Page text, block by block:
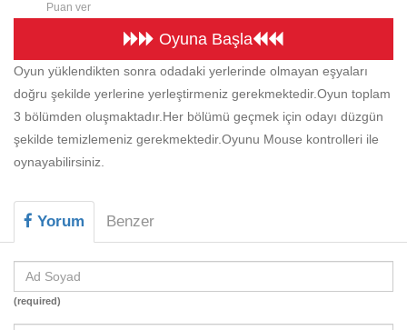
Silah
Basketbol
Motor
Beceri
Komik
Mario
Savaş
Hızlı Okuma Testi
Hesaplamalar
Oyun
Puan ver
Oyuna Başla
Oyun yüklendikten sonra odadaki yerlerinde olmayan eşyaları
doğru şekilde yerlerine yerleştirmeniz gerekmektedir.Oyun toplam
3 bölümden oluşmaktadır.Her bölümü geçmek için odayı düzgün
şekilde temizlemeniz gerekmektedir.Oyunu Mouse kontrolleri ile
oynayabilirsiniz.
Yorum Benzer
(required)